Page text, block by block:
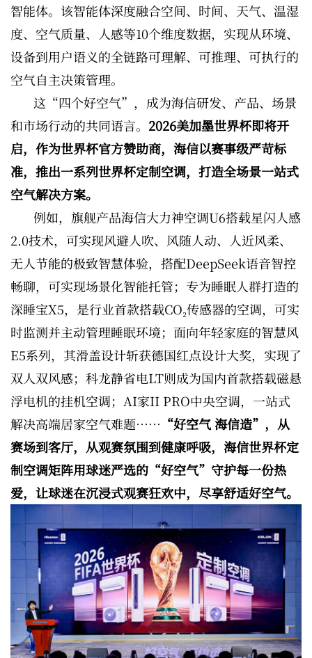
智能体。该智能体深度融合空间、时间、天气、温湿
度、空气质量、人感等10个维度数据，实现从环境、
设备到用户语义的全链路可理解、可推理、可执行的
空气自主决策管理。
这“四个好空气”，成为海信研发、产品、场景
和市场行动的共同语言。 2026美加墨世界杯即将开
启，作为世界杯官方赞助商，海信以赛事级严苛标
准，推出一系列世界杯定制空调，打造全场景一站式
空气解决方案。
例如，旗舰产品海信大力神空调U6搭载星闪人感
2.0技术，可实现风避人吹、风随人动、人近风柔、
无人节能的极致智慧体验，搭配DeepSeek语音智控
畅聊，可实现场景化智能托管；专为睡眠人群打造的
深睡宝X5，是行业首款搭载CO₂传感器的空调，可实
时监测并主动管理睡眠环境；面向年轻家庭的智慧风
E5系列，其滑盖设计斩获德国红点设计大奖，实现了
双人双风感；科龙静省电LT则成为国内首款搭载磁悬
浮电机的挂机空调；AI家II PRO中央空调，一站式
解决高端居家空气难题…… “好空气 海信造”，从
赛场到客厅，从观赛氛围到健康呼吸，海信世界杯定
制空调矩阵用球迷严选的“好空气”守护每一份热
爱，让球迷在沉浸式观赛狂欢中，尽享舒适好空气。